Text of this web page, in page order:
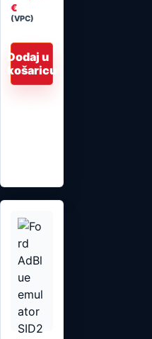
€
(VPC)
Dodaj u
košaricu